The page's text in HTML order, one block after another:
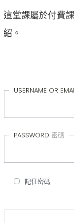
這堂課屬於付費課
紹。
USERNAME OR
PASSWORD 密碼
記住密碼